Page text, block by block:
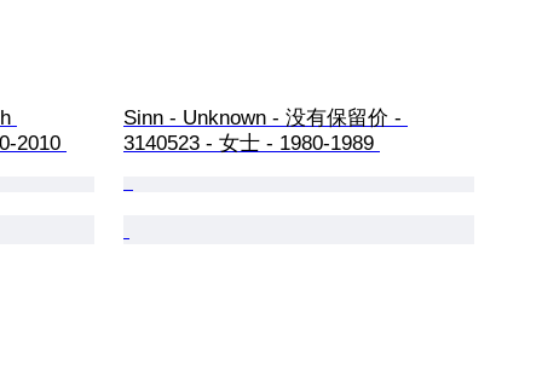
2010
Sinn - Unknown - 没有保留价 -
3140523 - 女士 - 1980-1989